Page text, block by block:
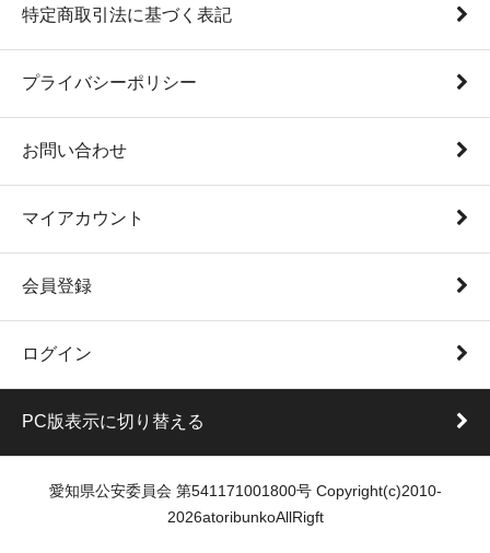
特定商取引法に基づく表記
プライバシーポリシー
お問い合わせ
マイアカウント
会員登録
ログイン
PC版表示に切り替える
愛知県公安委員会 第541171001800号 Copyright(c)2010-
2026atoribunkoAllRigft